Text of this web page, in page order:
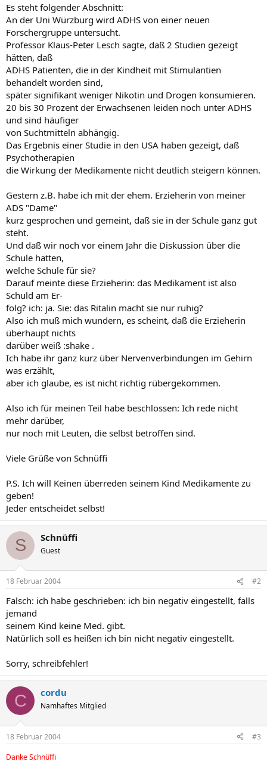
Es steht folgender Abschnitt:
An der Uni Würzburg wird ADHS von einer neuen
Forschergruppe untersucht.
Professor Klaus-Peter Lesch sagte, daß 2 Studien gezeigt
hätten, daß
ADHS Patienten, die in der Kindheit mit Stimulantien
behandelt worden sind,
später signifikant weniger Nikotin und Drogen konsumieren.
20 bis 30 Prozent der Erwachsenen leiden noch unter ADHS
und sind häufiger
von Suchtmitteln abhängig.
Das Ergebnis einer Studie in den USA haben gezeigt, daß
Psychotherapien
die Wirkung der Medikamente nicht deutlich steigern können.
Gestern z.B. habe ich mit der ehem. Erzieherin von meiner
ADS "Dame"
kurz gesprochen und gemeint, daß sie in der Schule ganz gut
steht.
Und daß wir noch vor einem Jahr die Diskussion über die
Schule hatten,
welche Schule für sie?
Darauf meinte diese Erzieherin: das Medikament ist also
Schuld am Er-
folg? ich: ja. Sie: das Ritalin macht sie nur ruhig?
Also ich muß mich wundern, es scheint, daß die Erzieherin
überhaupt nichts
darüber weiß :shake .
Ich habe ihr ganz kurz über Nervenverbindungen im Gehirn
was erzählt,
aber ich glaube, es ist nicht richtig rübergekommen.
Also ich für meinen Teil habe beschlossen: Ich rede nicht
mehr darüber,
nur noch mit Leuten, die selbst betroffen sind.
Viele Grüße von Schnüffi
P.S. Ich will Keinen überreden seinem Kind Medikamente zu
geben!
Jeder entscheidet selbst!
S Schnüffi
Guest
18 Februar 2004 #2
Falsch: ich habe geschrieben: ich bin negativ eingestellt, falls
jemand
seinem Kind keine Med. gibt.
Natürlich soll es heißen ich bin nicht negativ eingestellt.
Sorry, schreibfehler!
C cordu
Namhaftes Mitglied
18 Februar 2004
#3
Danke Schnüffi